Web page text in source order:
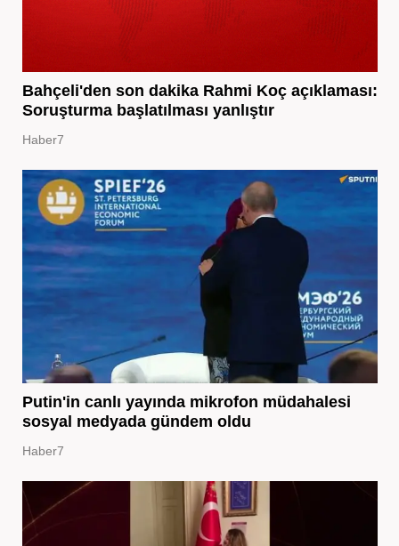
Bahçeli'den son dakika Rahmi Koç açıklaması:
Soruşturma başlatılması yanlıştır
Haber7
Putin'in canlı yayında mikrofon müdahalesi
sosyal medyada gündem oldu
Haber7